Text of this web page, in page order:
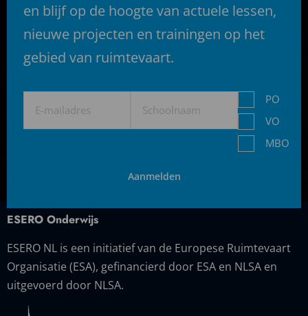
ERASAT
winnaar
CanSat
competitie
en blijf op de hoogte van actuele lessen,
nieuwe projecten en trainingen op het
gebied van ruimtevaart.
E-
mailadres
Schoolnaam Niveau
PO
VO
MBO
ESERO Onderwijs
ESERO NL is een initiatief van de Europese Ruimtevaart
Organisatie (ESA), gefinancierd door ESA en NLSA en
uitgevoerd door NLSA.